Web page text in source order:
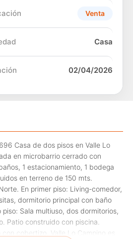
Venta
Casa
02/04/2026
Casa de dos pisos en Valle Lo
en microbarrio cerrado con
1 estacionamiento, 1 bodega
en terreno de 150 mts.
En primer piso: Living-comedor,
dormitorio principal con baño
Sala multiuso, dos dormitorios,
Patio construido con piscina.
cobertizo. Valle Lo Campino es